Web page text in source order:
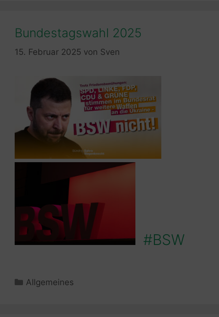
Bundestagswahl 2025
15. Februar 2025 von Sven
#BSW
Kategorien
Allgemeines